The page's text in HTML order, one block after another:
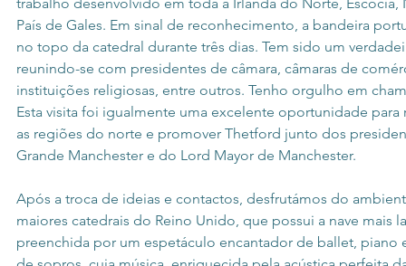
País de Gales. Em sinal de reconhecimento, a bandeira
no topo da catedral durante três dias. Tem sido um
reunindo-se com presidentes de câmara, câmaras de
instituições religiosas, entre outros. Tenho orgulho em
Esta visita foi igualmente uma excelente oportunidade
as regiões do norte e promover Thetford junto dos
Grande Manchester e do Lord Mayor de Manchester.
Após a troca de ideias e contactos, desfrutámos do
maiores catedrais do Reino Unido, que possui a nave mais
preenchida por um espetáculo encantador de ballet,